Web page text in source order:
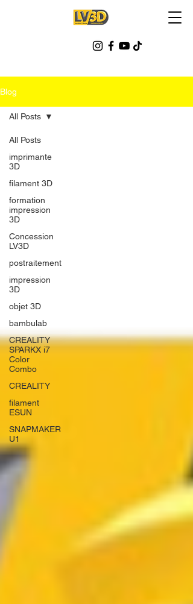
Blog
All Posts
imprimante
3D
filament 3D
formation
impression
3D
Concession
LV3D
postraitement
impression
3D
objet 3D
bambulab
CREALITY
SPARKX i7
Color
Combo
CREALITY
filament
ESUN
SNAPMAKER
U1
All Posts